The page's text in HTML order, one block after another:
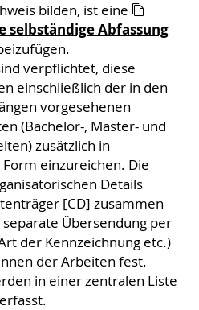
bilden, ist eine
selbständige Abfassung
verpflichtet, diese
einschließlich der in den
vorgesehenen
(Bachelor-, Master- und
zusätzlich in
einzureichen. Die
Details
[CD] zusammen
Übersendung per
der Kennzeichnung etc.)
der Arbeiten fest.
in einer zentralen Liste